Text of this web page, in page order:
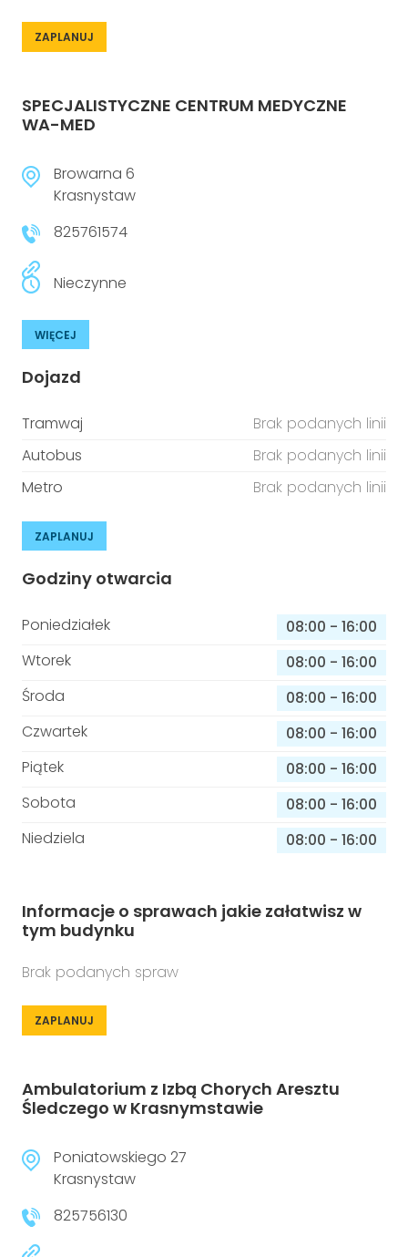
ZAPLANUJ
SPECJALISTYCZNE CENTRUM MEDYCZNE
WA-MED
Browarna 6
Krasnystaw
825761574
Nieczynne
WIĘCEJ
Dojazd
Tramwaj
Brak podanych linii
Autobus
Brak podanych linii
Metro
Brak podanych linii
ZAPLANUJ
Godziny otwarcia
Poniedziałek 08:00 - 16:00
Wtorek
08:00 - 16:00
Środa
08:00 - 16:00
Czwartek
08:00 - 16:00
Piątek
08:00 - 16:00
Sobota
08:00 - 16:00
Niedziela
08:00 - 16:00
Informacje o sprawach jakie załatwisz w
tym budynku
Brak podanych spraw
ZAPLANUJ
Ambulatorium z Izbą Chorych Aresztu
Śledczego w Krasnymstawie
Poniatowskiego 27
Krasnystaw
825756130